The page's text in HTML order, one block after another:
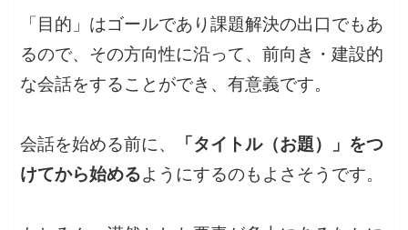
「目的」はゴールであり課題解決の出口でもあ
るので、その方向性に沿って、前向き・建設的
な会話をすることができ、有意義です。
会話を始める前に、
「タイトル（お題）」をつ
けてから始めるようにするのもよさそうです。